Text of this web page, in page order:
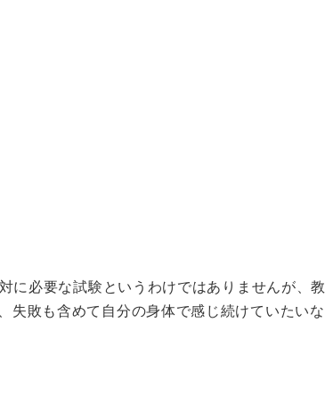
に必要な試験というわけではありませんが、教
失敗も含めて自分の身体で感じ続けていたいな